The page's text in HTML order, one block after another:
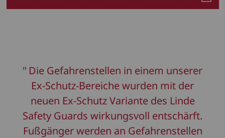
Die Gefahrenstellen in einem unserer
Ex-Schutz-Bereiche wurden mit der
neuen Ex-Schutz Variante des Linde
Safety Guards wirkungsvoll entschärft.
Fußgänger werden an Gefahrenstellen